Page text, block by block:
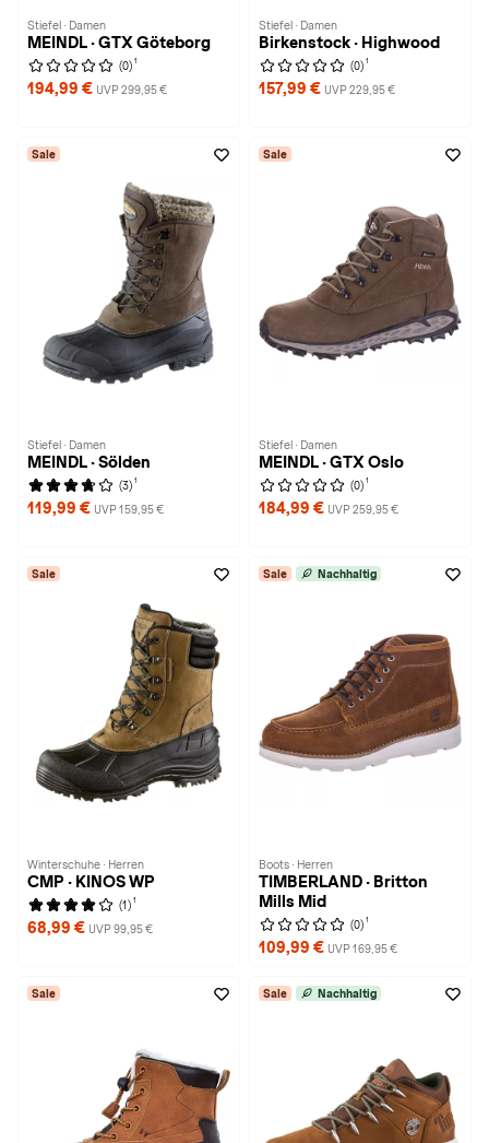
Stiefel · Damen
MEINDL · GTX Göteborg
(0) 1
194,99 € UVP 299,95 €
Stiefel · Damen
Birkenstock · Highwood
(0) 1
157,99 € UVP 229,95 €
Sale
Stiefel · Damen
MEINDL · Sölden
(3) 1
119,99 € UVP 159,95 €
Sale
Stiefel · Damen
MEINDL · GTX Oslo
(0) 1
184,99 € UVP 259,95 €
Sale
Winterschuhe · Herren
CMP · KINOS WP
(1) 1
68,99 € UVP 99,95 €
Sale Nachhaltig
Boots · Herren
TIMBERLAND · Britton
Mills Mid
(0) 1
109,99 € UVP 169,95 €
Sale Sale Nachhaltig